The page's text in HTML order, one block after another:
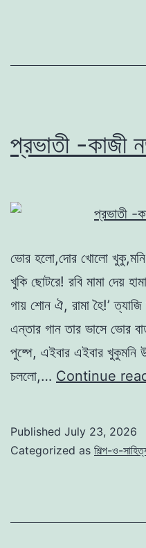
প্রভাতী -কাজী
ভোর হলো,দোর খোলো
খুকি ছোটরে! রবি মামা দেয়
গায় শোন ঐ, রামা হৈ!’
এন্তার গান তার ভাসে ভোর
পুষ্পে, এইবার এইবার খুকুমনি
চললো,… Continue
Published July 23, 2026
Categorized as শিল্প-ও-